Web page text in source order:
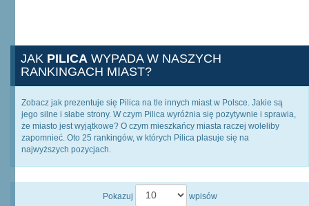
JAK PILICA WYPADA W NASZYCH
RANKINGACH MIAST?
Zobacz jak prezentuje się Pilica na tle innych miast w Polsce. Jakie są
jego silne i słabe strony. W czym Pilica wyróżnia się pozytywnie i sprawia,
że miasto jest wyjątkowe? O czym mieszkańcy miasta raczej woleliby
zapomnieć. Oto 25 rankingów, w których Pilica plasuje się na
najwyższych pozycjach.
Pokazuj wpisów